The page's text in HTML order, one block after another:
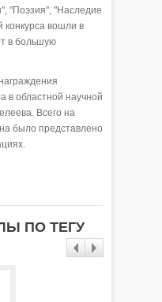
"Поэзия", "Наследие
конкурса вошли в
в большую
в областной научной
Всего на
было представлено
ПО ТЕГУ